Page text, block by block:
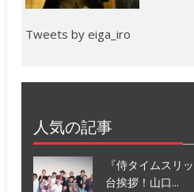
Tweets by eiga_iro
人気の記事
『侍タイムスリ
台挨拶！山口...